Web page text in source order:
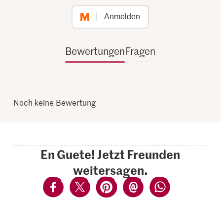
Anmelden
BewertungenFragen
Noch keine Bewertung
En Guete! Jetzt Freunden
weitersagen.